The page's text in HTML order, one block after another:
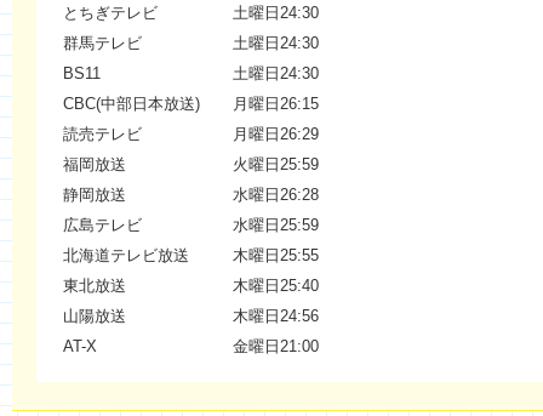
とちぎテレビ
土曜日24:30
群馬テレビ
土曜日24:30
BS11
土曜日24:30
CBC(中部日本放送)
月曜日26:15
読売テレビ
月曜日26:29
福岡放送
火曜日25:59
静岡放送
水曜日26:28
広島テレビ
水曜日25:59
北海道テレビ放送
木曜日25:55
東北放送
木曜日25:40
山陽放送
木曜日24:56
AT-X
金曜日21:00